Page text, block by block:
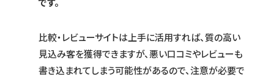
比較・レビューサイトは上手に活用すれば、質の高い
見込み客を獲得できますが、悪い口コミやレビューも
書き込まれてしまう可能性があるので、注意が必要で